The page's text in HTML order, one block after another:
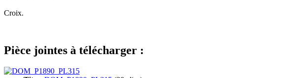
Croix.
Pièce jointes à télécharger :